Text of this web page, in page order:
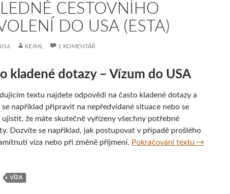
CESTOVNÍHO
DO USA (ESTA)
KEJML 1 KOMENTÁŘ
kladené dotazy – Vízum do USA
textu najdete odpovědi na často kladené dotazy a
se například připravit na nepředvídané situace nebo se
ujistit, že máte skutečně vyřízeny všechny potřebné
Dozvíte se například, jak postupovat v případě prošlého
víza nebo při změně příjmení. Pokračování textu →
VÍZA